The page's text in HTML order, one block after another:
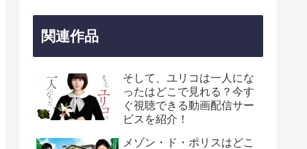
関連作品
そして、ユリコは一人にな
ったはどこで見れる？今す
ぐ視聴できる動画配信サー
ビスを紹介！
メゾン・ド・ポリスはどこ